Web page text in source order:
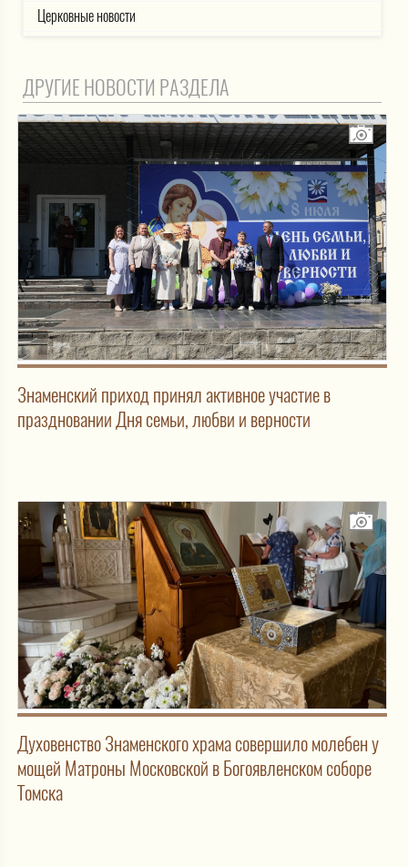
Церковные новости
ДРУГИЕ НОВОСТИ РАЗДЕЛА
Знаменский приход принял активное участие в
праздновании Дня семьи, любви и верности
Духовенство Знаменского храма совершило молебен у
мощей Матроны Московской в Богоявленском соборе
Томска